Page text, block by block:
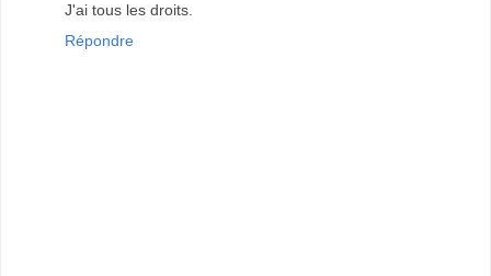
J'ai tous les droits.
Répondre